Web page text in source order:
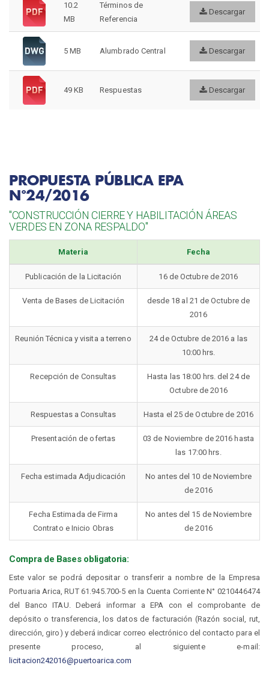
10.2
MB
Términos de
Referencia
Descargar
5 MB Alumbrado Central Descargar
49 KB Respuestas Descargar
PROPUESTA PÚBLICA EPA
N°24/2016
"CONSTRUCCIÓN CIERRE Y HABILITACIÓN ÁREAS
VERDES EN ZONA RESPALDO"
Materia Fecha
Publicación de la Licitación 16 de Octubre de 2016
Venta de Bases de Licitación
desde 18 al 21 de Octubre de
2016
Reunión Técnica y visita a terreno
24 de Octubre de 2016 a las
10:00 hrs.
Recepción de Consultas
Hasta las 18:00 hrs. del 24 de
Octubre de 2016
Respuestas a Consultas Hasta el 25 de Octubre de 2016
Presentación de ofertas
03 de Noviembre de 2016 hasta
las 17:00 hrs.
Fecha estimada Adjudicación
No antes del 10 de Noviembre
de 2016
Fecha Estimada de Firma
Contrato e Inicio Obras
No antes del 15 de Noviembre
de 2016
Compra de Bases obligatoria:
Este valor se podrá depositar o transferir a nombre de la Empresa
Portuaria Arica, RUT 61.945.700-5 en la Cuenta Corriente N° 0210446474
del Banco ITAU. Deberá informar a EPA con el comprobante de
depósito o transferencia, los datos de facturación (Razón social, rut,
dirección, giro) y deberá indicar correo electrónico del contacto para el
presente proceso, al siguiente e-mail:
licitacion242016@puertoarica.com